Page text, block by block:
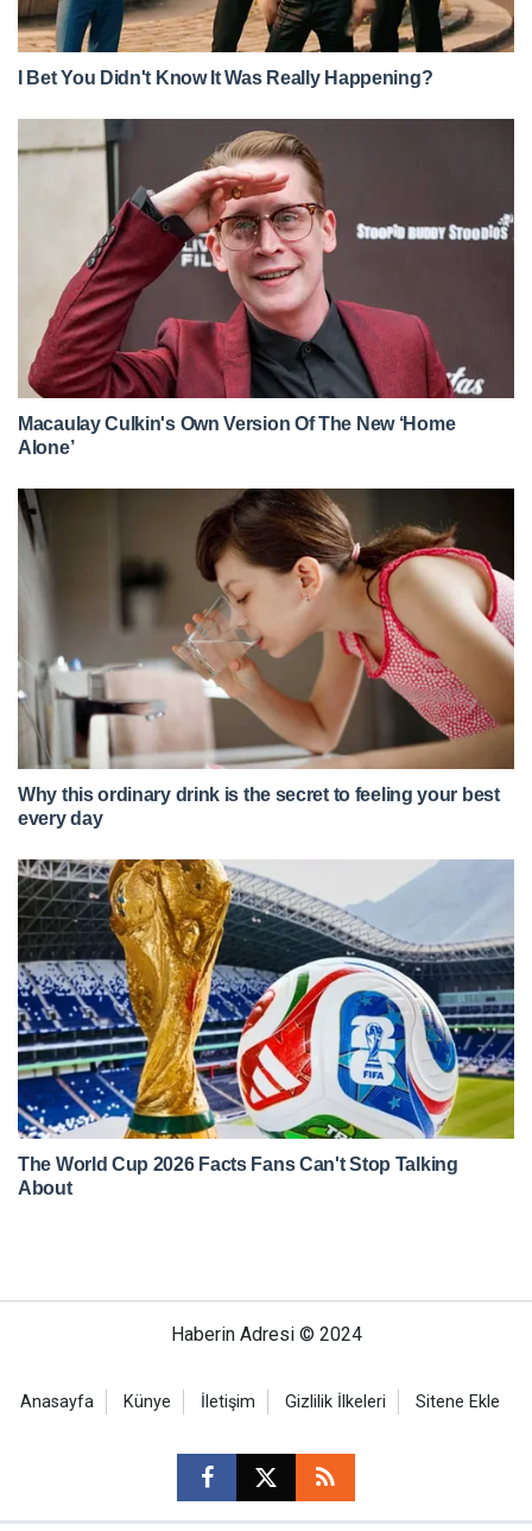
Haberin Adresi © 2024
Anasayfa Künye İletişim Gizlilik İlkeleri Sitene Ekle